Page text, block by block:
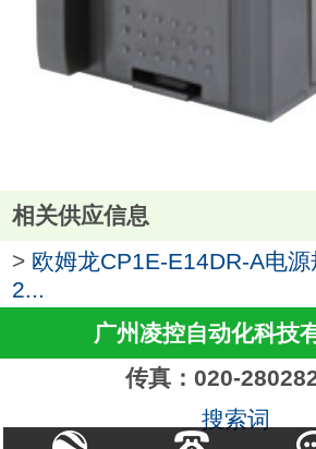
相关供应信息
> 欧姆龙CP1E-E14DR-A电
2...
广州凌控自动化科技
传真：020-
搜索词